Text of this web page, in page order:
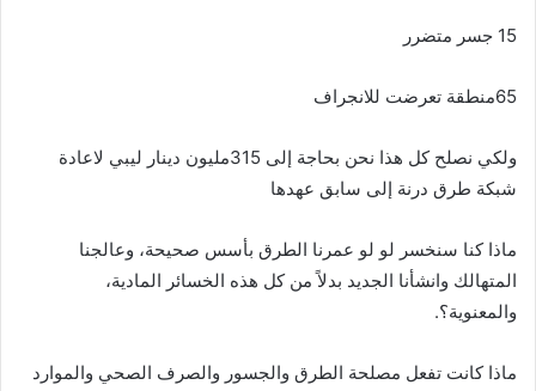
15 جسر متضرر
65منطقة تعرضت للانجراف
ولكي نصلح كل هذا نحن بحاجة إلى 315مليون دينار ليبي لاعادة
شبكة طرق درنة إلى سابق عهدها
ماذا كنا سنخسر لو لو عمرنا الطرق بأسس صحيحة، وعالجنا
المتهالك وانشأنا الجديد بدلاً من كل هذه الخسائر المادية،
والمعنوية؟.
ماذا كانت تفعل مصلحة الطرق والجسور والصرف الصحي والموارد